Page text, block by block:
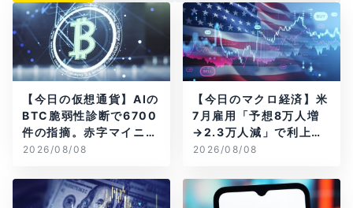
【今日の仮想通貨】AIの
BTC脆弱性診断で6700
件の指摘。赤字マイニン
グ企業はAIに賭ける
2026/08/08
【今日のマクロ経済】米
7月雇用「予想8万人増
→2.3万人減」で利上げ
観測後退
2026/08/08